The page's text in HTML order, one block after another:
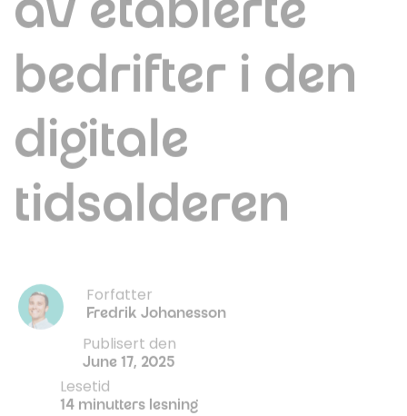
bedrifter i den
digitale
tidsalderen
Fredrik Johanesson
Publisert den
June 17, 2025
Lesetid
14 minutters lesning